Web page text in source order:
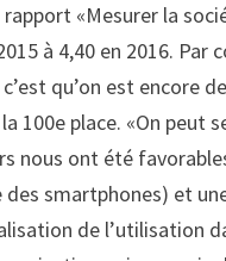
«Mesurer la
à 4,40 en 2016. Par
qu’on est encore
100e place. «On peut
nous ont été
smartphones) et
de l’utilisation